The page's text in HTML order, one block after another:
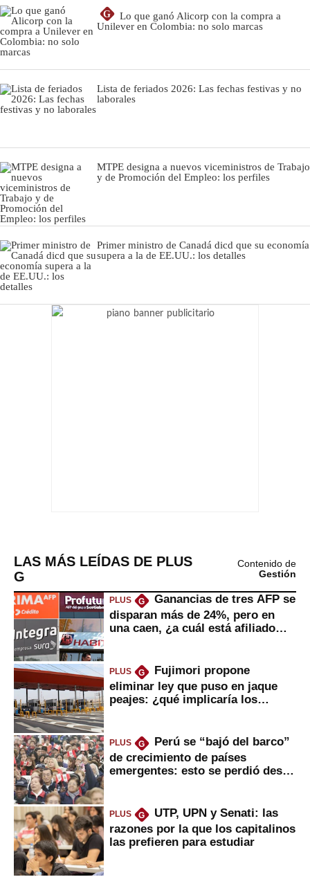
G
Lo que ganó Alicorp con la compra a
Unilever en Colombia: no solo marcas
Lista de feriados 2026: Las fechas festivas y no
laborales
MTPE designa a nuevos viceministros de Trabajo
y de Promoción del Empleo: los perfiles
Primer ministro de Canadá dicd que su economía
supera a la de EE.UU.: los detalles
LAS MÁS LEÍDAS DE PLUS
G
Contenido de
Gestión
PLUS G
Ganancias de tres AFP se
disparan más de 24%, pero en
una caen, ¿a cuál está afiliado
PLUS G
Fujimori propone
eliminar ley que puso en jaque
peajes: ¿qué implicaría los
PLUS G
Perú se “bajó del barco”
de crecimiento de países
emergentes: esto se perdió desde
PLUS G
UTP, UPN y Senati: las
razones por la que los capitalinos
las prefieren para estudiar